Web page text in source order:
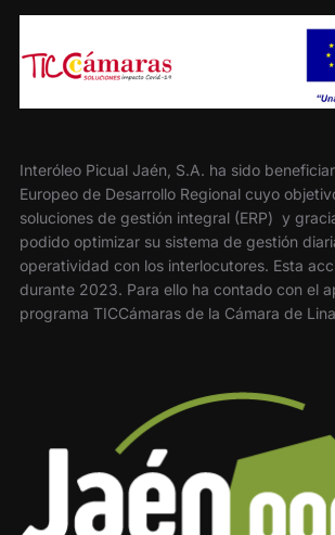
Interóleo Picual Jaén, S.A. ha sido
Europeo de Desarrollo Regional cuyo
soluciones de gestión integral (ERP) y
podido optimizar su sistema de gestión
operatividad con los interlocutores. Esta
durante 2023. Para ello ha contado con el
programa TICCámaras de la Cámara de